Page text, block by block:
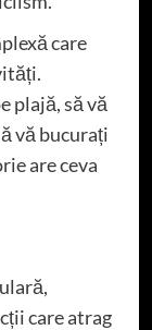
care
plajă, să vă
vă bucurați
are ceva
care atrag